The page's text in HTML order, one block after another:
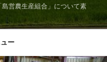
島営農生産組合」について素
ー